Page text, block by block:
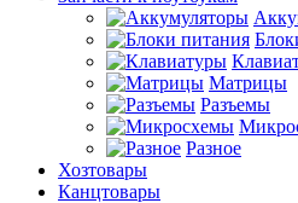
Матрицы
Разъемы
Разное
Хозтовары
Канцтовары